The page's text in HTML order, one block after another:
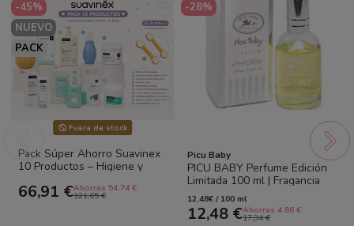
-45%
NUEVO
PACK
Fuera de stock
Pack Súper Ahorro Suavinex
10 Productos – Higiene y
66,91 €Ahorras 54.74 €
121,65 €
-28%
Picu Baby
PICU BABY Perfume Edición
Limitada 100 ml | Fragancia
Suave para Bebés y Familia
12,48€ / 100 ml
12,48 €Ahorras 4.86 €
17,34 €